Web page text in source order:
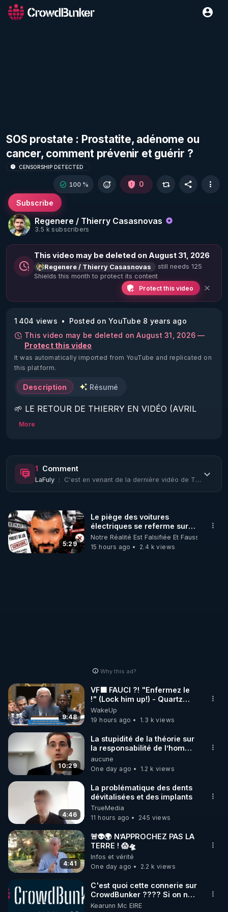
SOS prostate : Prostatite, adénome ou
cancer, comment prévenir et guérir ?
CENSORSHIP DETECTED
Regenere / Thierry Casasnovas
3.5 k subscribers
Subscribe
100 % 0
This video may be deleted on August 31, 2026
Regenere / Thierry Casasnovas
still needs 125
Shields this month to protect its content
Protect this video
1 404 views
Posted on YouTube 8 years ago
This video may be deleted on August 31, 2026 —
Protect this video
It was automatically imported from YouTube and replicated on
this platform.
Description Résumé
🌱 LE RETOUR DE THIERRY EN VIDÉO (AVRIL
2022)!
https://www.rgnr.fr/presentation.html
🌱 LE MAGAZINE RÉGÉNÈRE
🌱 LA BOUTIQUE DU MAGAZINE
Pour obtenir les anciens numéros que vous avez
🌱 INSTAGRAM
https://www.instagram.com/rdlr_thierrycasasnovas/
http://rgnr.li/instagram
🌱 LA NEWSLETTER
Pour ne pas rater l’actualité RGNR (stages,
http://rgnr.li/news
🌱 VIDÉOS NON CENSURÉES SUR ODYSEE
Toutes les vidéos Youtube sont aussi sur la
http://rgnr.li/odysee
🌱 LES STAGES EN PRÉSENTIEL
http://rgnr.li/stages
More
1 Comment
LaFuly : C'est en venant de la dernière vidéo de Thierry Casasnovas en date d'aujourd'hui...
5:29
Le piège des voitures
électriques se referme sur
les usagers !
Notre Réalité Est Falsifiée Et Fausse
15 hours ago
2.4 k views
Why this ad?
9:48
VF🟩 FAUCI ?! "Enfermez le
!" (Lock him up!) - Quartz
Traduction
WakeUp
19 hours ago
1.3 k views
10:29
La stupidité de la théorie sur
la responsabilité de l’homme
concernant le dioxyde de
carbone.
aucune
One day ago
1.2 k views
4:46
La problématique des dents
dévitalisées et des implants
TrueMedia
11 hours ago
245 views
4:41
🚨👽🌍 N’APPROCHEZ PAS LA
TERRE ! 😱🛸
Infos et vérité
One day ago
2.2 k views
C'est quoi cette connerie sur
CrowdBunker ???? Si on ne
peut plus publier, c'est un
Kearunn Mc EIRE